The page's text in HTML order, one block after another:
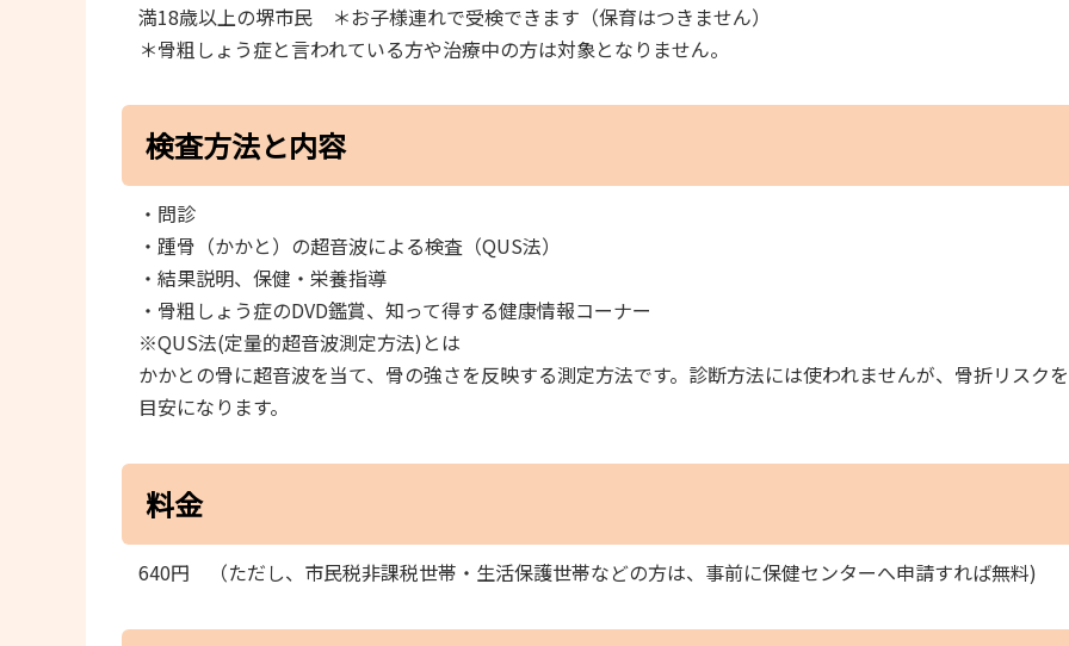
満18歳以上の堺市民 ＊お子様連れで受検できます（保育はつきません）
＊骨粗しょう症と言われている方や治療中の方は対象となりません。
検査方法と内容
・問診
・踵骨（かかと）の超音波による検査（QUS法）
・結果説明、保健・栄養指導
・骨粗しょう症のDVD鑑賞、知って得する健康情報コーナー
※QUS法(定量的超音波測定方法)とは
かかとの骨に超音波を当て、骨の強さを反映する測定方法です。診断方法には使われませんが、骨折リスク
目安になります。
料金
640円 （ただし、市民税非課税世帯・生活保護世帯などの方は、事前に保健センターへ申請すれば無料)